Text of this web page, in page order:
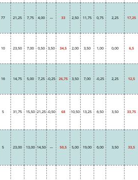
77 21,25 7,75 4,00 --- 33 2,50 11,75 0,75 2,25 17,25
10 23,50 7,00 0,50 3,50 34,5 2,00 3,50 1,00 0,00 6,5
16 14,75 5,00 7,25 -0,25 26,75 3,50 7,00 -0,25 2,25 12,5
5 31,75 15,50 21,25 -0,50 68 10,50 13,25 6,50 3,50 33,75
5 23,00 13,00 14,50 --- 50,5 5,00 19,00 6,00 3,50 33,5